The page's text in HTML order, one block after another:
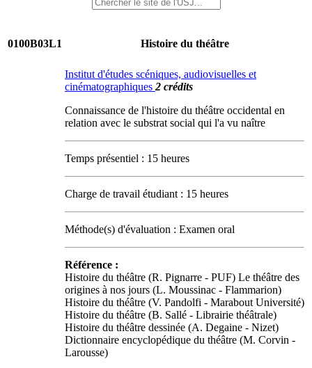
0100B03L1 Histoire du théâtre
Institut d'études scéniques, audiovisuelles et
cinématographiques 2 crédits
Connaissance de l'histoire du théâtre occidental en
relation avec le substrat social qui l'a vu naître
Temps présentiel : 15 heures
Charge de travail étudiant : 15 heures
Méthode(s) d'évaluation : Examen oral
Référence :
Histoire du théâtre (R. Pignarre - PUF) Le théâtre des
origines à nos jours (L. Moussinac - Flammarion)
Histoire du théâtre (V. Pandolfi - Marabout Université)
Histoire du théâtre (B. Sallé - Librairie théâtrale)
Histoire du théâtre dessinée (A. Degaine - Nizet)
Dictionnaire encyclopédique du théâtre (M. Corvin -
Larousse)